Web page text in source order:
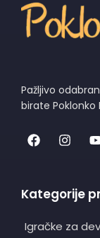
Pažljivo
birate
Kategorije
Igračke za